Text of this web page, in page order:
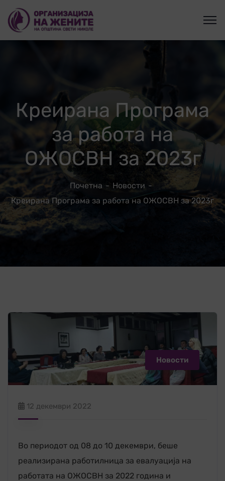
Креирана Програма
за работа на
ОЖОСВН за 2023г
Почетна
Новости
Креирана Програма за работа на ОЖОСВН за 2023г
Новости
12 декември 2022
Во периодот од 08 до 10 декември, беше
реализирана работилница за евалуација на
работата на ОЖОСВН за 2022 година и